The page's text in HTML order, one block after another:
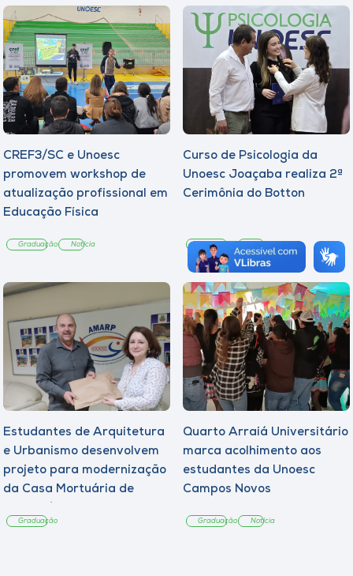
CREF3/SC e Unoesc
promovem workshop de
atualização profissional em
Educação Física
Graduação Notícia
Curso de Psicologia da
Unoesc Joaçaba realiza 2ª
Cerimônia do Botton
Graduação
Estudantes de Arquitetura
e Urbanismo desenvolvem
projeto para modernização
da Casa Mortuária de
Graduação
Quarto Arraiá Universitário
marca acolhimento aos
estudantes da Unoesc
Campos Novos
Graduação Notícia